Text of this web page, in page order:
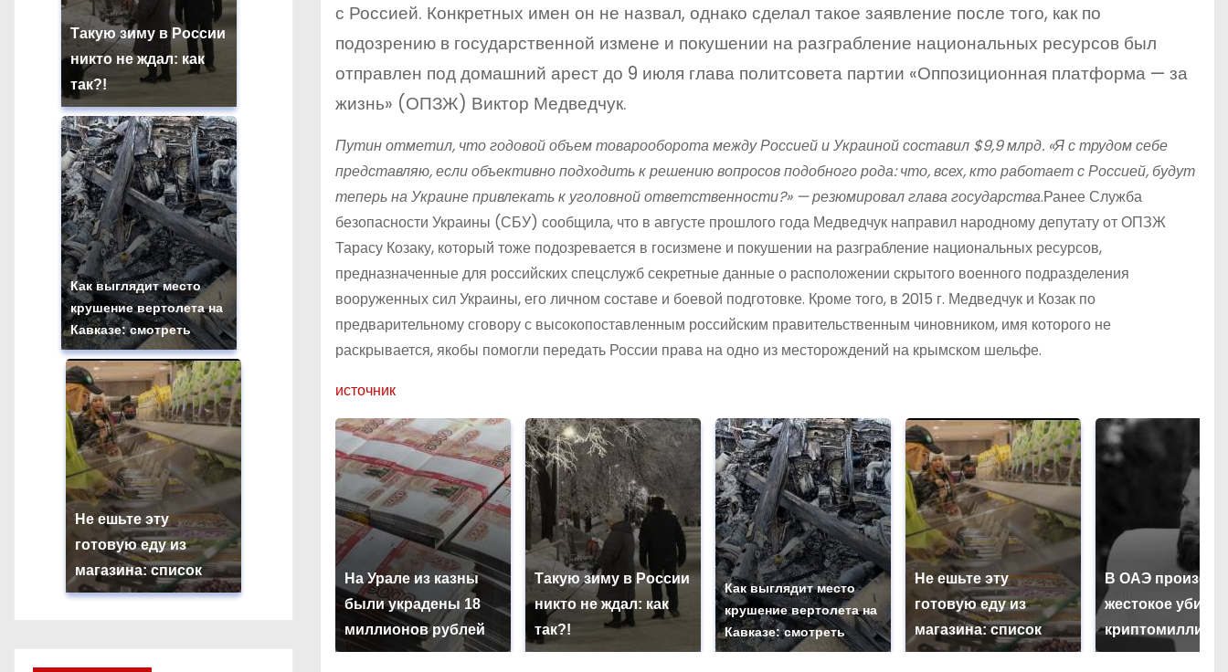
Такую зиму в России
никто не ждал: как
так?!
Как выглядит место
крушение вертолета на
Кавказе: смотреть
Не ешьте эту
готовую еду из
магазина: список
с Россией. Конкретных имен он не назвал, однако сделал такое заявление после того, как по
подозрению в государственной измене и покушении на разграбление национальных ресурсов был
отправлен под домашний арест до 9 июля глава политсовета партии «Оппозиционная платформа — за
жизнь» (ОПЗЖ) Виктор Медведчук.
Путин отметил, что годовой объем товарооборота между Россией и Украиной составил $9,9 млрд. «Я с трудом себе
представляю, если объективно подходить к решению вопросов подобного рода: что, всех, кто работает с Россией, будут
теперь на Украине привлекать к уголовной ответственности?» — резюмировал глава государства.Ранее Служба
безопасности Украины (СБУ) сообщила, что в августе прошлого года Медведчук направил народному депутату от ОПЗЖ
Тарасу Козаку, который тоже подозревается в госизмене и покушении на разграбление национальных ресурсов,
предназначенные для российских спецслужб секретные данные о расположении скрытого военного подразделения
вооруженных сил Украины, его личном составе и боевой подготовке. Кроме того, в 2015 г. Медведчук и Козак по
предварительному сговору с высокопоставленным российским правительственным чиновником, имя которого не
раскрывается, якобы помогли передать России права на одно из месторождений на крымском шельфе.
источник
На Урале из казны
были украдены 18
миллионов рублей
Такую зиму в России
никто не ждал: как
так?!
Как выглядит место
крушение вертолета на
Кавказе: смотреть
Не ешьте эту
готовую еду из
магазина: список
В ОАЭ
жестокое